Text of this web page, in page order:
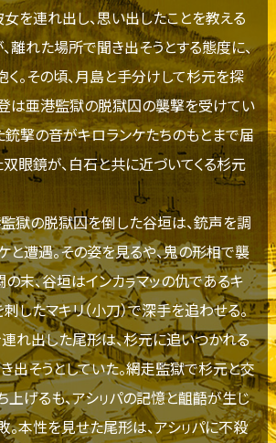
女を連れ出し、思い出したことを教える
離れた場所で聞き出そうとする態度に、
。その頃、月島と手分けして杉元を探
は亜港監獄の脱獄囚の襲撃を受けてい
銃撃の音がキロランケたちのもとまで届
双眼鏡が、白石と共に近づいてくる杉元
の脱獄囚を倒した谷垣は、銃声を調
と遭遇。その姿を見るや、鬼の形相で襲
末、谷垣はインカㇻマッの仇であるキ
したマキリ（小刀）で深手を追わせる。
れ出した尾形は、杉元に追いつかれる
出そうとしていた。網走監獄で杉元と交
上げるも、アシㇼパの記憶と齟齬が生じ
。本性を見せた尾形は、アシㇼパに不殺